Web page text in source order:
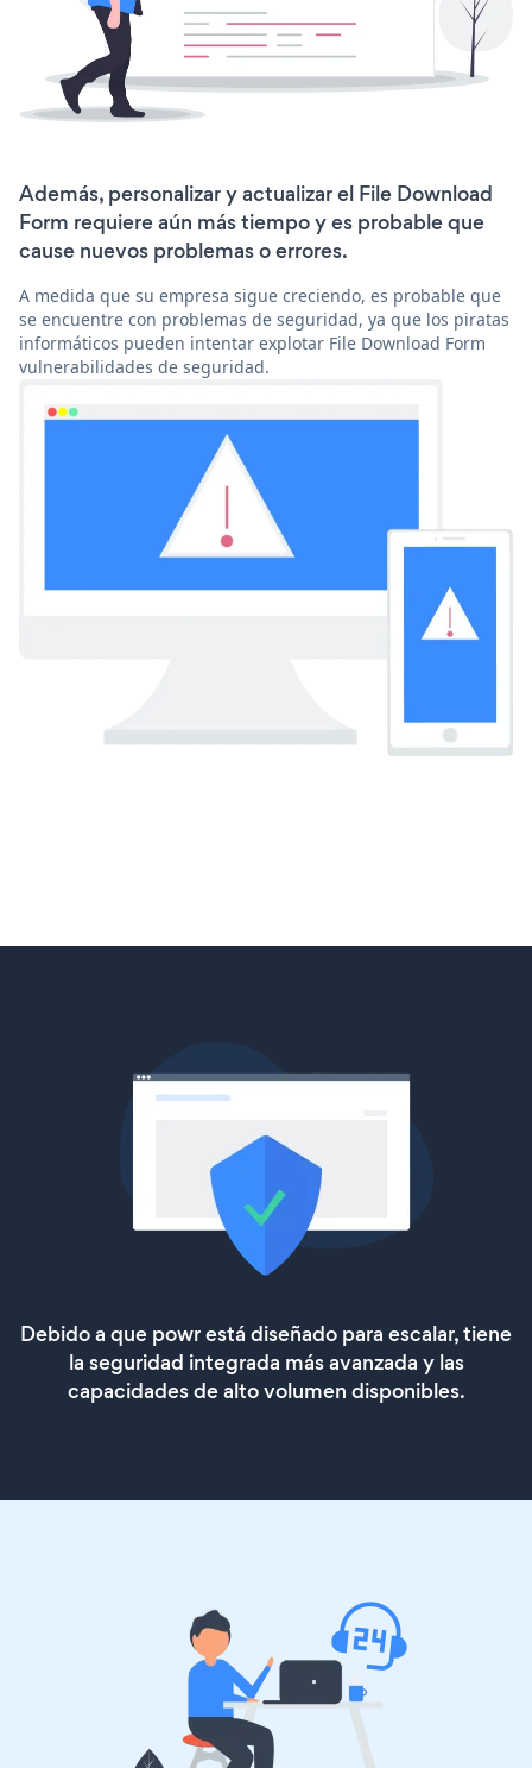
Además, personalizar y actualizar el File Download
Form requiere aún más tiempo y es probable que
cause nuevos problemas o errores.
A medida que su empresa sigue creciendo, es probable que
se encuentre con problemas de seguridad, ya que los piratas
informáticos pueden intentar explotar File Download Form
vulnerabilidades de seguridad.
Debido a que powr está diseñado para escalar, tiene
la seguridad integrada más avanzada y las
capacidades de alto volumen disponibles.